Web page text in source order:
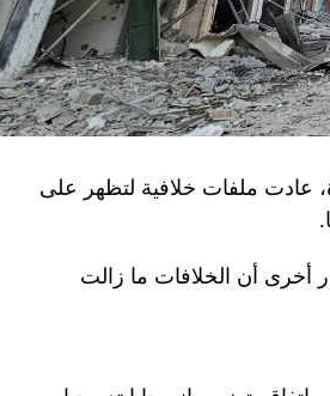
عادت ملفات خلافية لتظهر على
أخرى أن الخلافات ما زالت